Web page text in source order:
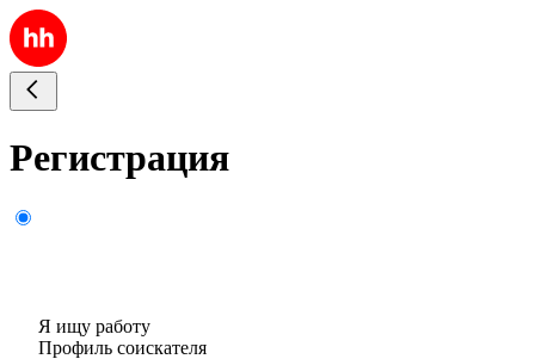
Регистрация
Я ищу работу
Профиль соискателя